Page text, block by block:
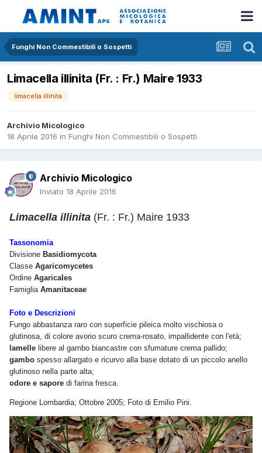
Funghi Non Commestibili o Sospetti
Limacella illinita (Fr. : Fr.) Maire 1933
limacella illinita
Archivio Micologico
18 Aprile 2016 in Funghi Non Commestibili o Sospetti
Archivio Micologico
Inviato 18 Aprile 2016
Limacella illinita (Fr. : Fr.) Maire 1933
Tassonomia
Divisione Basidiomycota
Classe Agaricomycetes
Ordine Agaricales
Famiglia Amanitaceae
Foto e Descrizioni
Fungo abbastanza raro con superficie pileica molto vischiosa o
glutinosa, di colore avorio scuro crema-rosato, impallidente con l'età;
lamelle libere al gambo biancastre con sfumature crema pallido;
gambo spesso allargato e ricurvo alla base dotato di un piccolo anello
glutinoso nella parte alta;
odore e sapore di farina fresca.
Regione Lombardia; Ottobre 2005; Foto di Emilio Pini.